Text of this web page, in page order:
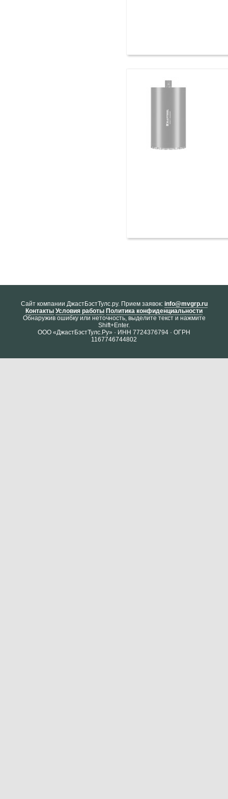
Cайт компании ДжастБэстТулс.ру. Прием заявок: info@mvgrp.ru
Контакты Условия работы Политика конфиденциальности
Обнаружив ошибку или неточность, выделите текст и нажмите
Shift+Enter.
ООО «ДжастБэстТулс.Ру» · ИНН 7724376794 · ОГРН
1167746744802